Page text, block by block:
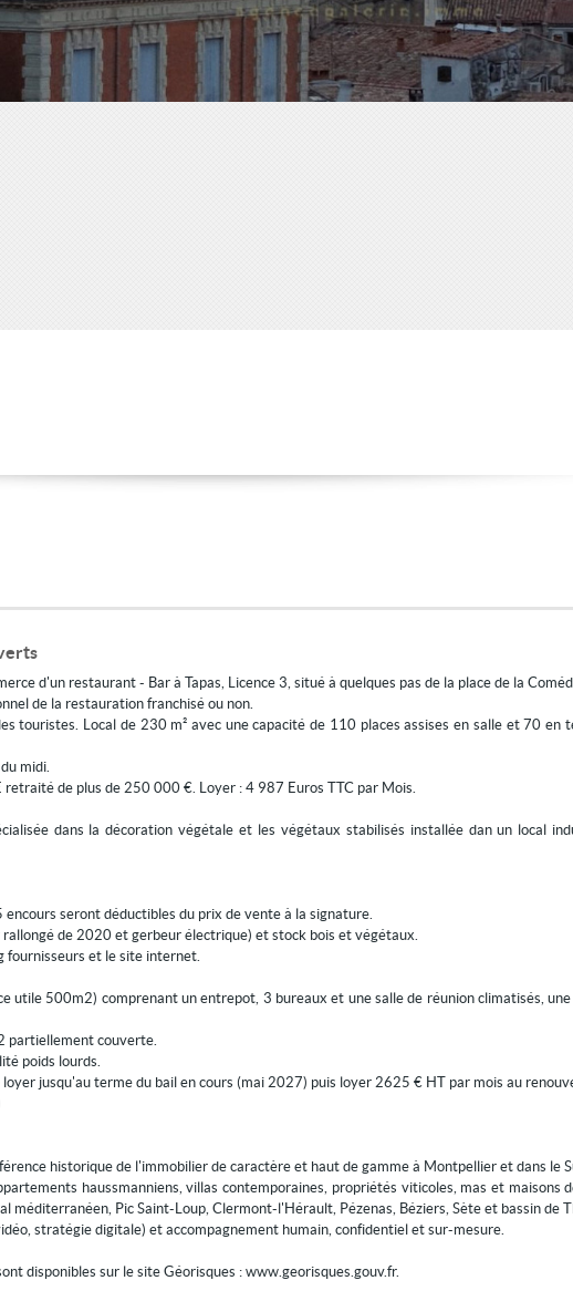
d'un restaurant - Bar à Tapas, Licence 3, situé à quelques pas de la place de la
de la restauration franchisé ou non.
touristes. Local de 230 m² avec une capacité de 110 places assises en salle et 70 en
midi.
de plus de 250 000 €. Loyer : 4 987 Euros TTC par Mois.
dans la décoration végétale et les végétaux stabilisés installée dan un local
seront déductibles du prix de vente à la signature.
de 2020 et gerbeur électrique) et stock bois et végétaux.
fournisseurs et le site internet.
utile 500m2) comprenant un entrepot, 3 bureaux et une salle de réunion climatisés,
partiellement couverte.
poids lourds.
jusqu'au terme du bail en cours (mai 2027) puis loyer 2625 € HT par mois au
historique de l'immobilier de caractère et haut de gamme à Montpellier et dans le
haussmanniens, villas contemporaines, propriétés viticoles, mas et maisons
Pic Saint-Loup, Clermont-l'Hérault, Pézenas, Béziers, Sète et bassin de
stratégie digitale) et accompagnement humain, confidentiel et sur-mesure.
disponibles sur le site Géorisques : www.georisques.gouv.fr.